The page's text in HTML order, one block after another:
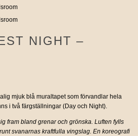
NIGHT –
mjuk blå muraltapet som förvandlar hela
i två färgställningar (Day och Night).
fram bland grenar och grönska. Luften fylls
svanarnas kraftfulla vingslag. En koreografi